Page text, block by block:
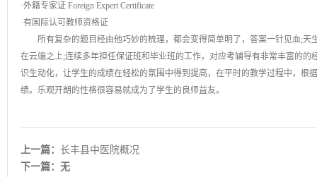
·外籍专家证 Foreign Expert Certificate
·有国际认可教师资格证
所有复杂的题目经由他巧妙的梳理，都会变得简单明了，答案一针见血;天
在云端之上;连续多年担任保证班和毕业班的工作，对应考辅导有非常丰富的
识生动化，让学生的成绩在轻松的氛围中得到提高，在平时的教学过程中，根
绩。乐观开朗的性格很容易就成为了学生的良师益友。
上一篇：长丰县中医院概况
下一篇：无